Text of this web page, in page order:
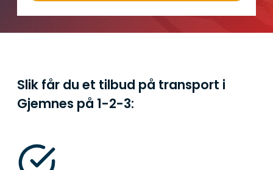
Slik får du et tilbud på transport i
Gjemnes på 1-2-3: